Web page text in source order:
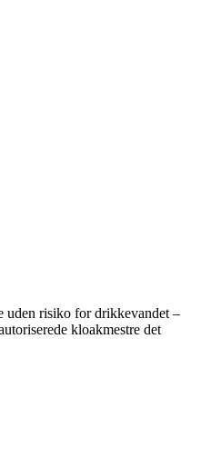
uden risiko for drikkevandet –
kloakmestre det